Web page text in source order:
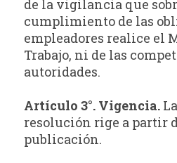
de la vigilancia que
cumplimiento de las
empleadores realice el
Trabajo, ni de las
autoridades.
Artículo 3°. Vigencia.
resolución rige a partir
publicación.